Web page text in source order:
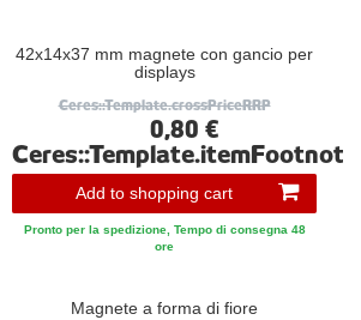
42x14x37 mm magnete con gancio per
displays
Ceres::Template.crossPriceRRP
0,80 €
Ceres::Template.itemFootnote
Add to shopping cart
Pronto per la spedizione, Tempo di consegna 48
ore
Magnete a forma di fiore